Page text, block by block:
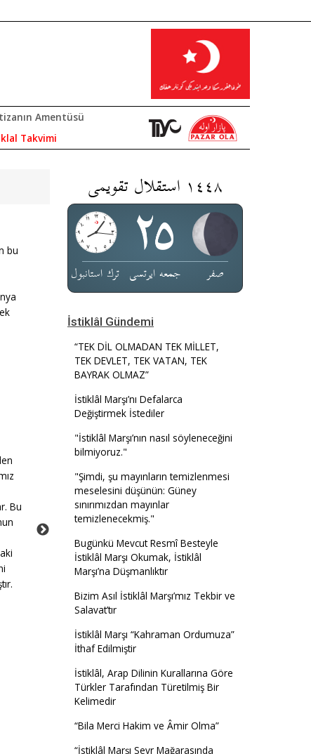
Amentüsü
Takvimi
bu
Bu
Kâfirlerden Kaçırılmış Metin:
"İstiklâl Marşı"
İstiklâl Harbi neyin istiklâlini
temin netti bize, bunu
mutlaka bilmemiz lazım.
İstiklâl Harbi bize İslam
Turancıların anladığı şekliyle
Türk istiklâlini değil. İlk kez
XIII. yüzyılda vatan yapılmış
olan toprakların yeniden
vatan olmasını temin etti.
Amerikalıların
yüzyılda ABD devlet
dünyada ihdas
١٤٤٨ استقلال تقویمی
ترك استانبول جمعە ایرتسی صفر
İstiklâl Gündemi
“TEK DİL OLMADAN TEK MİLLET,
TEK DEVLET, TEK VATAN, TEK
BAYRAK OLMAZ”
İstiklâl Marşı’nı Defalarca
Değiştirmek İstediler
"İstiklâl Marşı’nın nasıl söyleneceğini
bilmiyoruz."
"Şimdi, şu mayınların temizlenmesi
meselesini düşünün: Güney
sınırımızdan mayınlar
temizlenecekmiş."
Bugünkü Mevcut Resmî Besteyle
İstiklâl Marşı Okumak, İstiklâl
Marşı’na Düşmanlıktır
Bizim Asıl İstiklâl Marşı’mız Tekbir ve
Salavat’tır
İstiklâl Marşı “Kahraman Ordumuza”
İthaf Edilmiştir
İstiklâl, Arap Dilinin Kurallarına Göre
Türkler Tarafından Türetilmiş Bir
Kelimedir
“Bila Merci Hakim ve Âmir Olma”
“İstiklâl Marşı Sevr Mağarasında